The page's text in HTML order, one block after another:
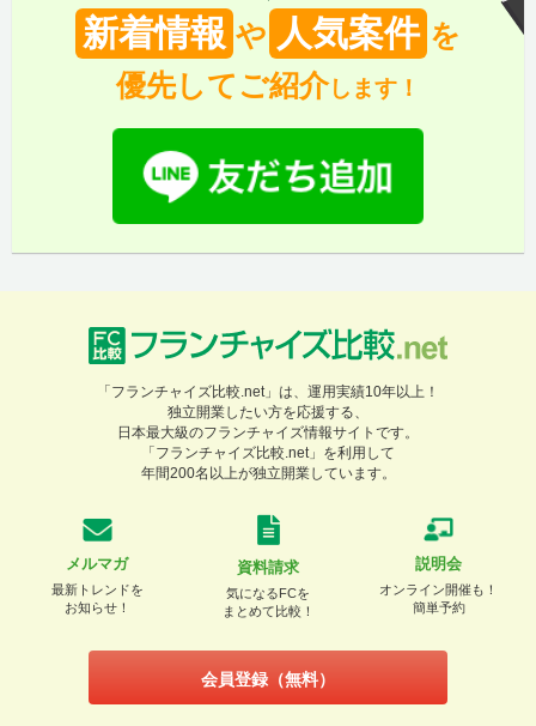
新着情報 や 人気案件 を
優先してご紹介します！
「フランチャイズ比較.net」は、運用実績10年以上！
独立開業したい方を応援する、
日本最大級のフランチャイズ情報サイトです。
「フランチャイズ比較.net」を利用して
年間200名以上が独立開業しています。
メルマガ
最新トレンドを
お知らせ！
資料請求
気になるFCを
まとめて比較！
説明会
オンライン開催も！
簡単予約
会員登録（無料）